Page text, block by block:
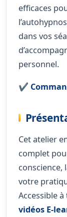
efficaces
dans vos
personnel.
✔️
Cet atelier
complet
conscience,
votre
Accessible
vidéos E-